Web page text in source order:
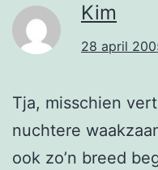
Kim
28 april
Tja, misschien
nuchtere
ook zo’n breed